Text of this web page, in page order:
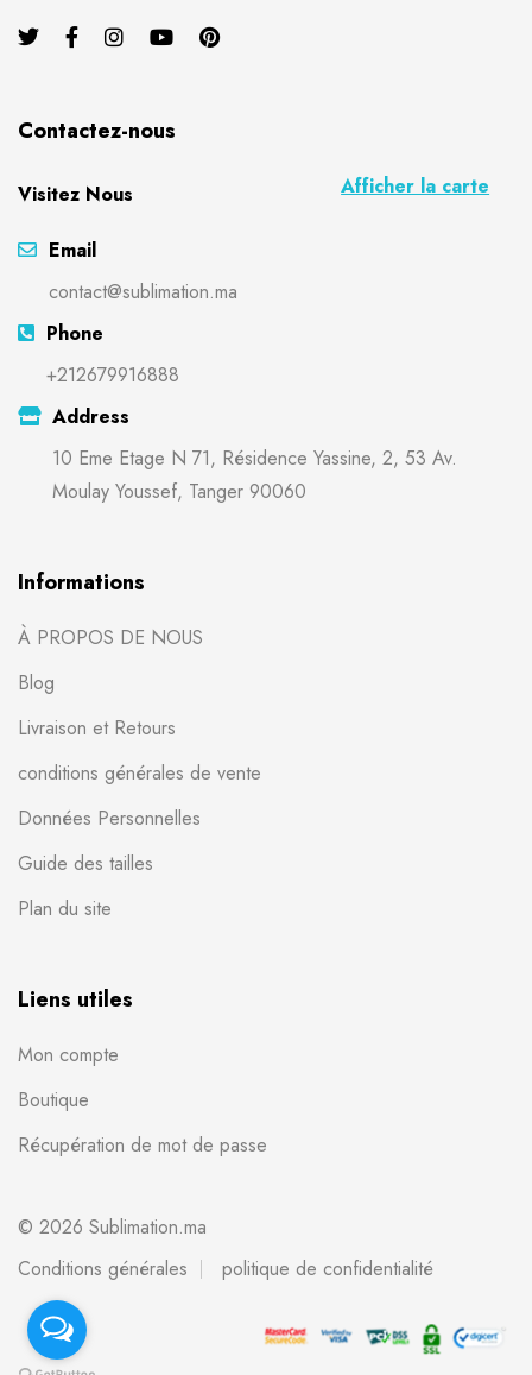
Contactez-nous
Visitez Nous Afficher la carte
Email
contact@sublimation.ma
Phone
+212679916888
Address
10 Eme Etage N 71, Résidence Yassine, 2, 53 Av.
Moulay Youssef, Tanger 90060
Informations
À PROPOS DE NOUS
Blog
Livraison et Retours
conditions générales de vente
Données Personnelles
Guide des tailles
Plan du site
Liens utiles
Mon compte
Boutique
Récupération de mot de passe
© 2026 Sublimation.ma
Conditions générales
politique de confidentialité